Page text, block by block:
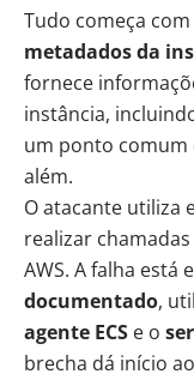
Tudo começa com
metadados da
fornece
instância,
um ponto comum
além.
O atacante utiliza
realizar
AWS. A falha está
documentado,
agente ECS e o
brecha dá início